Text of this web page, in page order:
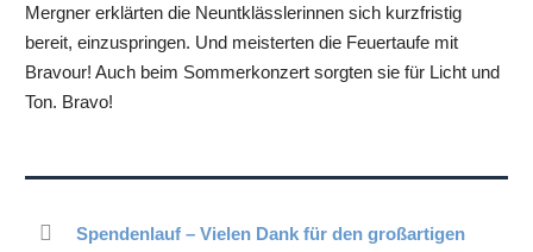
Mergner erklärten die Neuntklässlerinnen sich kurzfristig
bereit, einzuspringen. Und meisterten die Feuertaufe mit
Bravour! Auch beim Sommerkonzert sorgten sie für Licht und
Ton. Bravo!
Spendenlauf – Vielen Dank für den großartigen